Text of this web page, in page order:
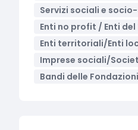
Servizi sociali e
Enti no profit / Enti
Enti territoriali/Enti
Imprese sociali/
Bandi delle